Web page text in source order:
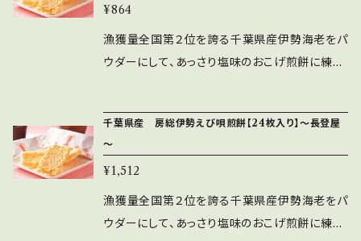
味料（アミノ酸等：大豆由来）、膨張剤、乳化剤、
着色料（ウコン、赤106、赤102）、（原材料の一部
に大豆を含む） 内容量 ：27個
¥864
漁獲量全国第２位を誇る千葉県産伊勢海老をパ
ウダーにして、あっさり塩味のおこげ煎餅に練り
る御菓子です。 原材料：もち米（国内産）、植物油
脂、エビパウダー、房州海老粉末 桜えび、食塩、
ぶどう糖、粉末醤油、香辛料、調味料（アミノ酸
等） （原材料の一部に小麦含む） 内容量：12枚
入り
千葉県産 房総伊勢えび唄煎餅【24枚入り】～長登屋
～
¥1,512
漁獲量全国第２位を誇る千葉県産伊勢海老をパ
ウダーにして、あっさり塩味のおこげ煎餅に練り